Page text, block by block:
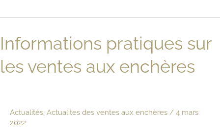
plaidoirie
Informations pratiques sur
les ventes aux enchères
Actualités Actualites des ventes aux enchères / 4 mars
2022